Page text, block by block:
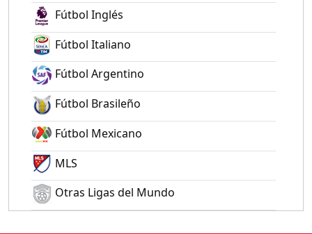
Fútbol Inglés
Fútbol Italiano
Fútbol Argentino
Fútbol Brasileño
Fútbol Mexicano
MLS
Otras Ligas del Mundo